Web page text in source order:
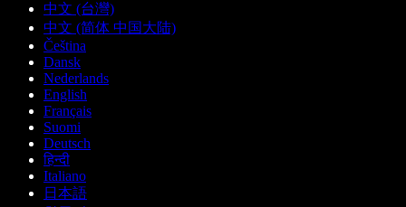
中文 (台灣)
中文 (简体 中国大陆)
Čeština
Dansk
Nederlands
English
Français
Suomi
Deutsch
हिन्दी
Italiano
日本語